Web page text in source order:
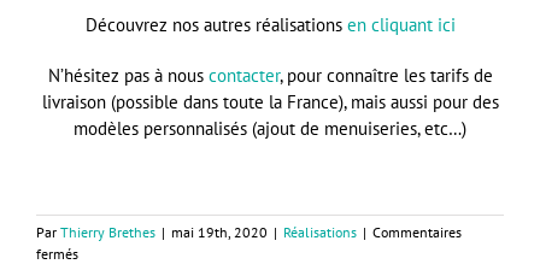
Découvrez nos autres réalisations en cliquant ici
N’hésitez pas à nous contacter, pour connaître les tarifs de
livraison (possible dans toute la France), mais aussi pour des
modèles personnalisés (ajout de menuiseries, etc…)
Par Thierry Brethes | mai 19th, 2020 | Réalisations | Commentaires
ferméssur